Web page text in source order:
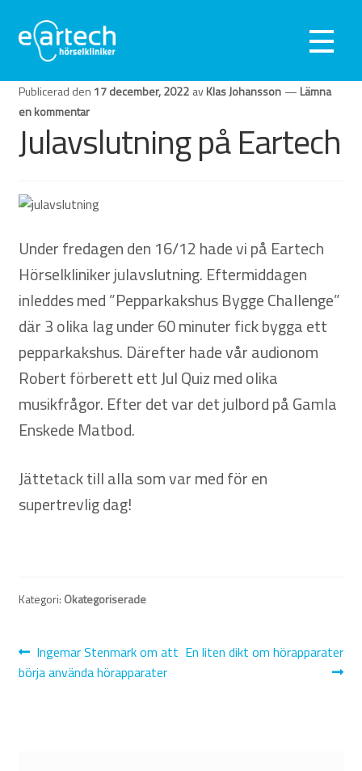
till
navigering
till
innehåll
Meny
Hörseltest
Hörapparater
Kliniker
Om oss
Kontakta oss
Nyheter
Försäljningsvillkor
Publicerad den 17 december, 2022 avKlas Johansson — Lämna
en kommentar
Julavslutning på Eartech
Under fredagen den 16/12 hade vi på Eartech
Hörselkliniker julavslutning. Eftermiddagen
inleddes med ”Pepparkakshus Bygge Challenge”
där 3 olika lag under 60 minuter fick bygga ett
pepparkakshus. Därefter hade vår audionom
Robert förberett ett Jul Quiz med olika
musikfrågor. Efter det var det julbord på Gamla
Enskede Matbod.
Jättetack till alla som var med för en
supertrevlig dag!
Kategori: Okategoriserade
Inläggsnavigering
Föregående
inlägg:
Ingemar Stenmark om att
börja använda hörapparater
Nästa
En liten dikt om hörapparater